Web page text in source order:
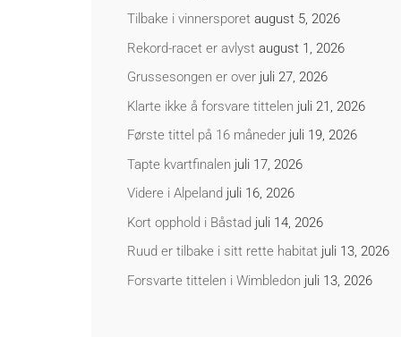
Tilbake i vinnersporet august 5, 2026
Rekord-racet er avlyst august 1, 2026
Grussesongen er over juli 27, 2026
Klarte ikke å forsvare tittelen juli 21, 2026
Første tittel på 16 måneder juli 19, 2026
Tapte kvartfinalen juli 17, 2026
Videre i Alpeland juli 16, 2026
Kort opphold i Båstad juli 14, 2026
Ruud er tilbake i sitt rette habitat juli 13, 2026
Forsvarte tittelen i Wimbledon juli 13, 2026